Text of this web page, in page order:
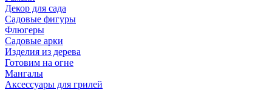
Декор для сада
Садовые фигуры
Флюгеры
Садовые арки
Изделия из дерева
Готовим на огне
Мангалы
Аксессуары для грилей